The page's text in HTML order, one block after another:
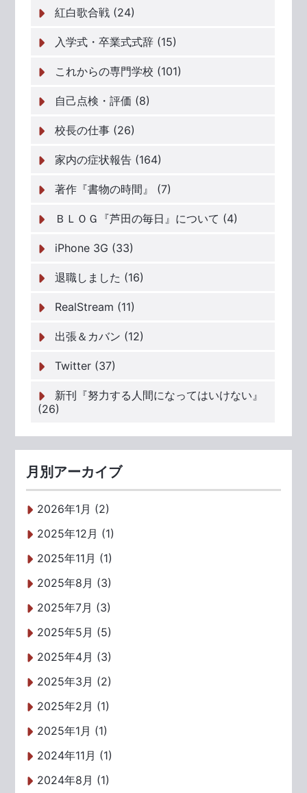
紅白歌合戦 (24)
入学式・卒業式式辞 (15)
これからの専門学校 (101)
自己点検・評価 (8)
校長の仕事 (26)
家内の症状報告 (164)
著作『書物の時間』 (7)
ＢＬＯＧ『芦田の毎日』について (4)
iPhone 3G (33)
退職しました (16)
RealStream (11)
出張＆カバン (12)
Twitter (37)
新刊『努力する人間になってはいけない』
(26)
月別アーカイブ
2026年1月 (2)
2025年12月 (1)
2025年11月 (1)
2025年8月 (3)
2025年7月 (3)
2025年5月 (5)
2025年4月 (3)
2025年3月 (2)
2025年2月 (1)
2025年1月 (1)
2024年11月 (1)
2024年8月 (1)